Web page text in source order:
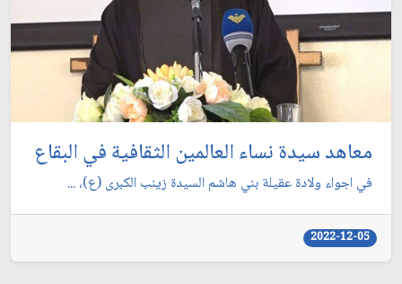
معاهد سيدة نساء العالمين الثقافية في البقاع
في اجواء ولادة عقيلة بني هاشم السيدة زينب الكبرى (ع)، ...
2022-12-05